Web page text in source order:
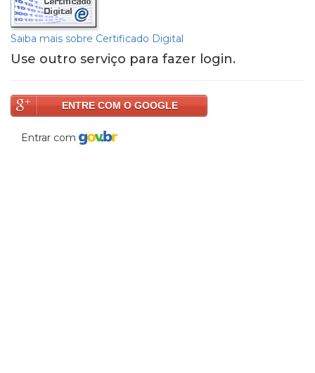
Saiba mais sobre Certificado Digital
Use outro serviço para fazer login.
ENTRE COM O GOOGLE
Entrar com